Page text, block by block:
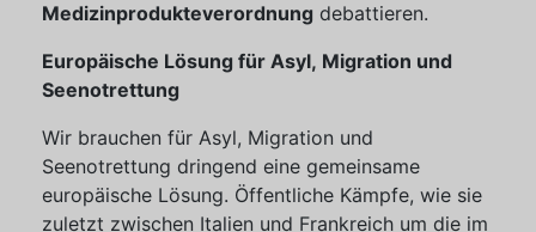
Medizinprodukteverordnung debattieren.
Europäische Lösung für Asyl, Migration und
Seenotrettung
Wir brauchen für Asyl, Migration und
Seenotrettung dringend eine gemeinsame
europäische Lösung. Öffentliche Kämpfe, wie sie
zuletzt zwischen Italien und Frankreich um die im